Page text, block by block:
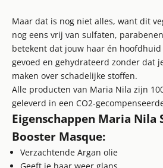
Maar dat is nog niet alles, want dit
nog eens vrij van sulfaten,
betekent dat jouw haar én
gevoed en gehydrateerd zonder dat
maken over schadelijke stoffen.
Alle producten van Maria Nila zijn
geleverd in een CO2-
Eigenschappen Maria Nila
Booster Masque:
Verzachtende Argan olie